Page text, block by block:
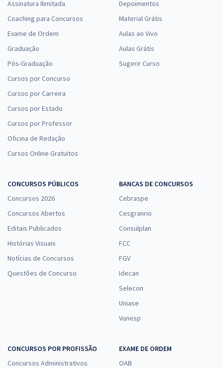
Assinatura Ilimitada
Coaching para Concursos
Exame de Ordem
Graduação
Pós-Graduação
Cursos por Concurso
Cursos por Carreira
Cursos por Estado
Cursos por Professor
Oficina de Redação
Cursos Online Gratuitos
Depoimentos
Material Grátis
Aulas ao Vivo
Aulas Grátis
Sugerir Curso
CONCURSOS PÚBLICOS
Concursos 2026
Concursos Abertos
Editais Publicados
Histórias Visuais
Notícias de Concursos
Questões de Concurso
BANCAS DE CONCURSOS
Cebraspe
Cesgranrio
Consulplan
FCC
FGV
Idecan
Selecon
Uniase
Vunesp
CONCURSOS POR PROFISSÃO
Concursos Administrativos
EXAME DE ORDEM
OAB